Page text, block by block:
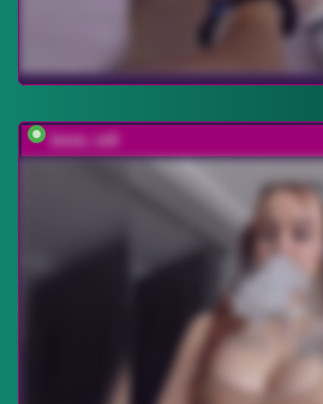
bmw_m8